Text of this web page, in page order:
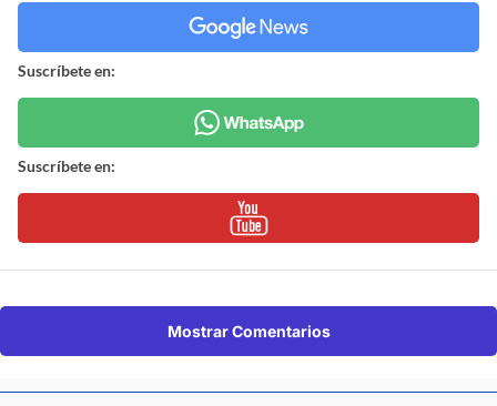
Suscríbete en:
Suscríbete en:
Mostrar Comentarios